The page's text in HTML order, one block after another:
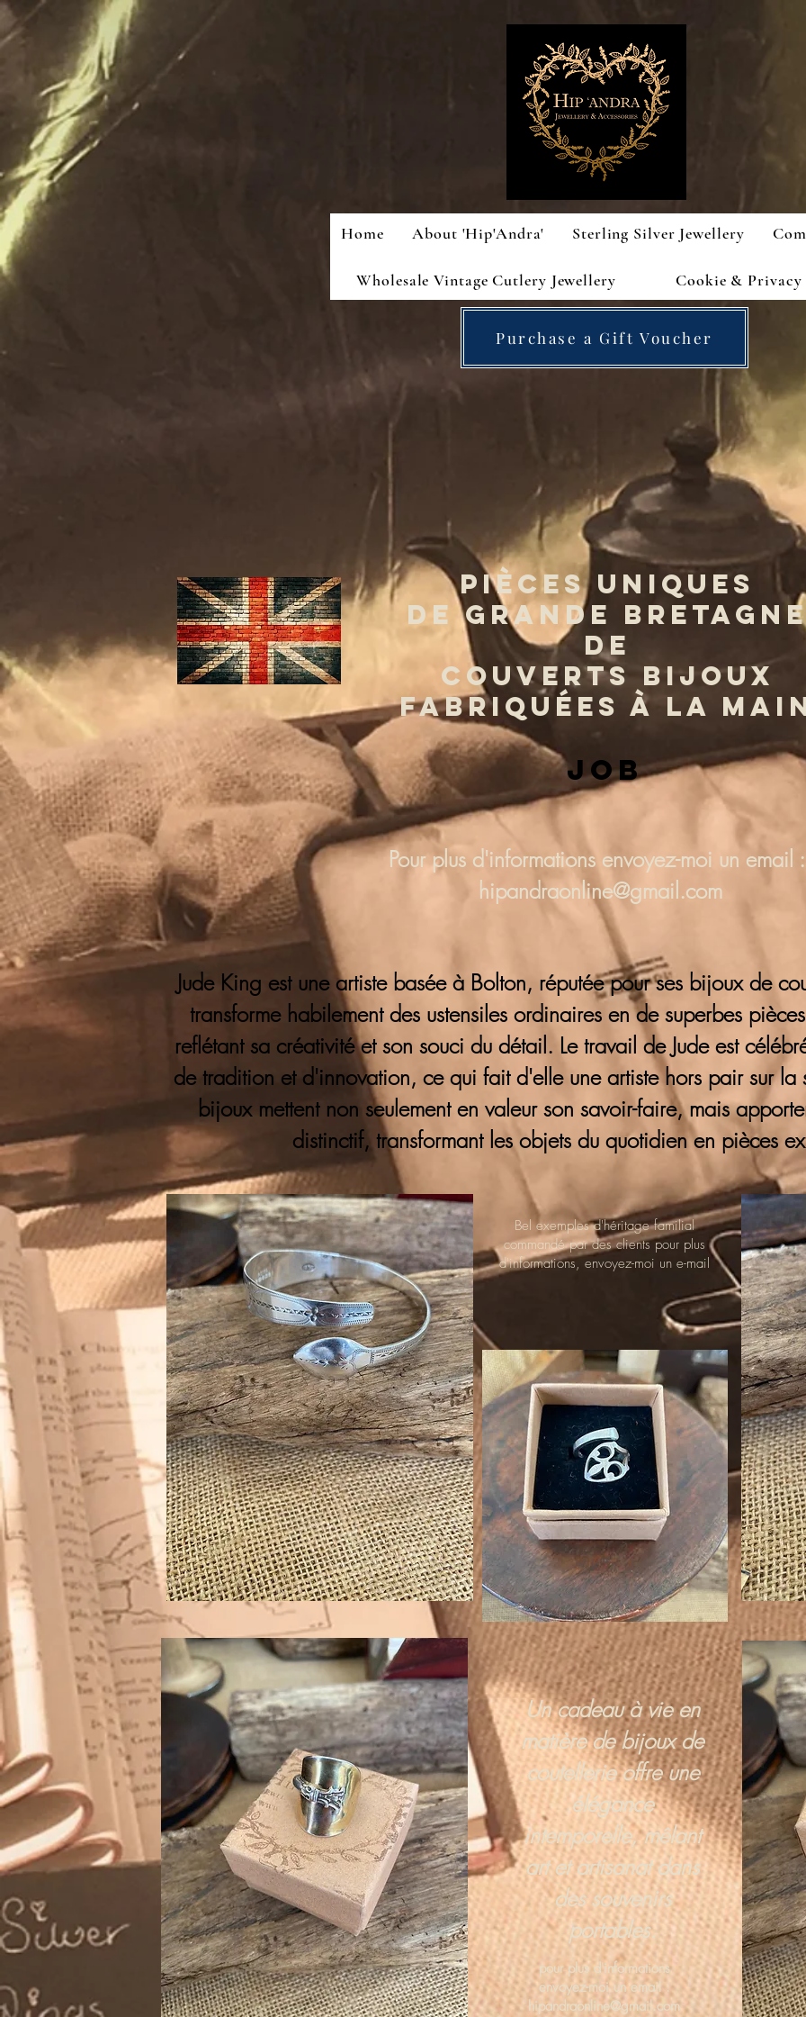
Home About 'Hip'Andra' Sterling Silver Jewellery
Wholesale Vintage Cutlery Jewellery Cookie &
Purchase a Gift Voucher
PIÈCES UNIQUES
DE GRANDE
DE
COUVERTS BIJOUX
FABRIQUÉES À LA
job
Pour plus d'informations envoyez-moi un email :
hipandraonline@gmail.com
Jude King est une artiste basée à Bolton, réputée pour ses bijoux de
transforme habilement des ustensiles ordinaires en de superbes
reflétant sa créativité et son souci du détail. Le travail de Jude est
de tradition et d'innovation, ce qui fait d'elle une artiste hors pair sur la
bijoux mettent non seulement en valeur son savoir-faire, mais
distinctif, transformant les objets du quotidien en pièces
Bel exemples d'héritage familial
commandé par des clients pour plus
d'informations, envoyez-moi un e-mail
Un cadeau à vie en
matière de bijoux de
coutellerie offre une
élégance
intemporelle, mêlant
art et artisanat dans
des souvenirs
portables.
pour plus d'informations
envoyez-moi un email :
hipandraonline@gmail.com